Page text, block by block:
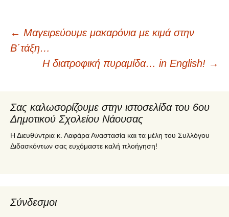
Πλοήγηση
← Μαγειρεύουμε μακαρόνια με κιμά στην
Β΄τάξη…
Η διατροφική πυραμίδα… in English! →
Σας καλωσορίζουμε στην ιστοσελίδα του 6ου
Δημοτικού Σχολείου Νάουσας
Η Διευθύντρια κ. Λαφάρα Αναστασία και τα μέλη του Συλλόγου
Διδασκόντων σας ευχόμαστε καλή πλοήγηση!
Σύνδεσμοι